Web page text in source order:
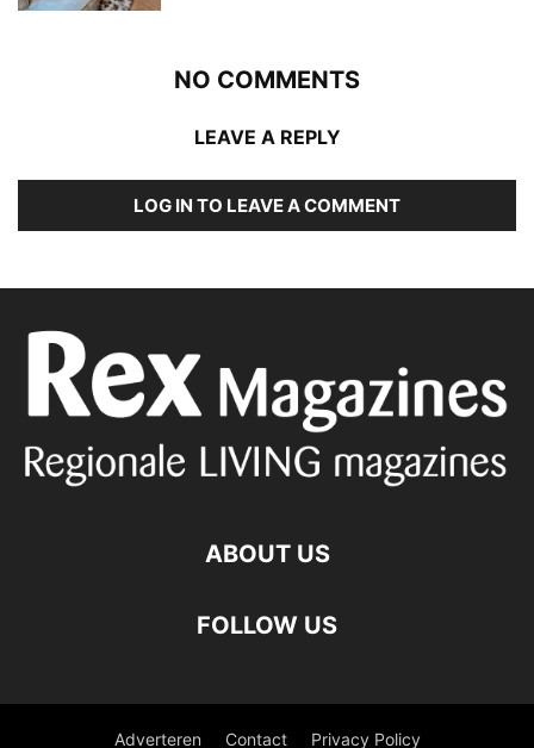
NO COMMENTS
LEAVE A REPLY
LOG IN TO LEAVE A COMMENT
ABOUT US
FOLLOW US
Adverteren Contact Privacy Policy